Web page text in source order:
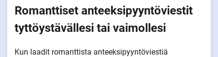
Romanttiset anteeksipyyntöviestit
tyttöystävällesi tai vaimollesi
Kun laadit romanttista anteeksipyyntöviestiä